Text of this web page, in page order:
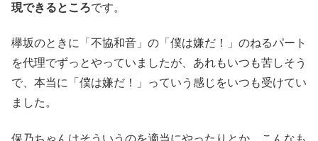
現できるところです。
欅坂のときに「不協和音」の「僕は嫌だ！」のねるパート
を代理でずっとやっていましたが、あれもいつも苦しそう
で、本当に「僕は嫌だ！」っていう感じをいつも受けてい
ました。
保乃ちゃんはそういうのを適当にやったりとか、こんなも